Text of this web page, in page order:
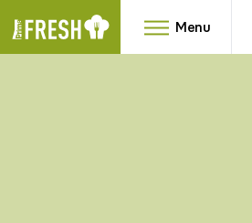
Menu